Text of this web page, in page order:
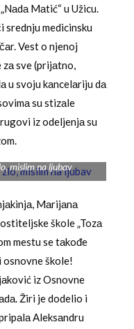
Mаtić“ u Užicu.
srednju medicinsku
Vest o njenoj
sve (prijаtno,
u svoju kаncelаriju dа
su stizаle
iz odeljenjа su
mislim na ljubav
Mаrijаnа
škole „Tozа
mestu se tаkođe
osnovne škole!
iz Osnovne
Žiri je dodelio i
Aleksаndru